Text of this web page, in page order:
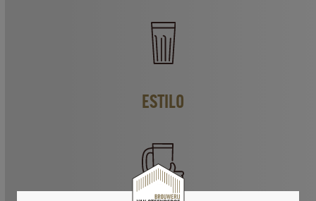
ESTILO